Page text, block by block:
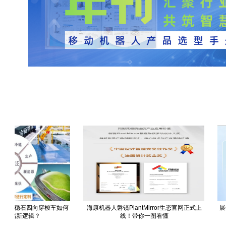
稳石四向穿梭车如何
新逻辑？
海康机器人磐镜PlantMirror生态官网正式上
线！带你一图看懂
展